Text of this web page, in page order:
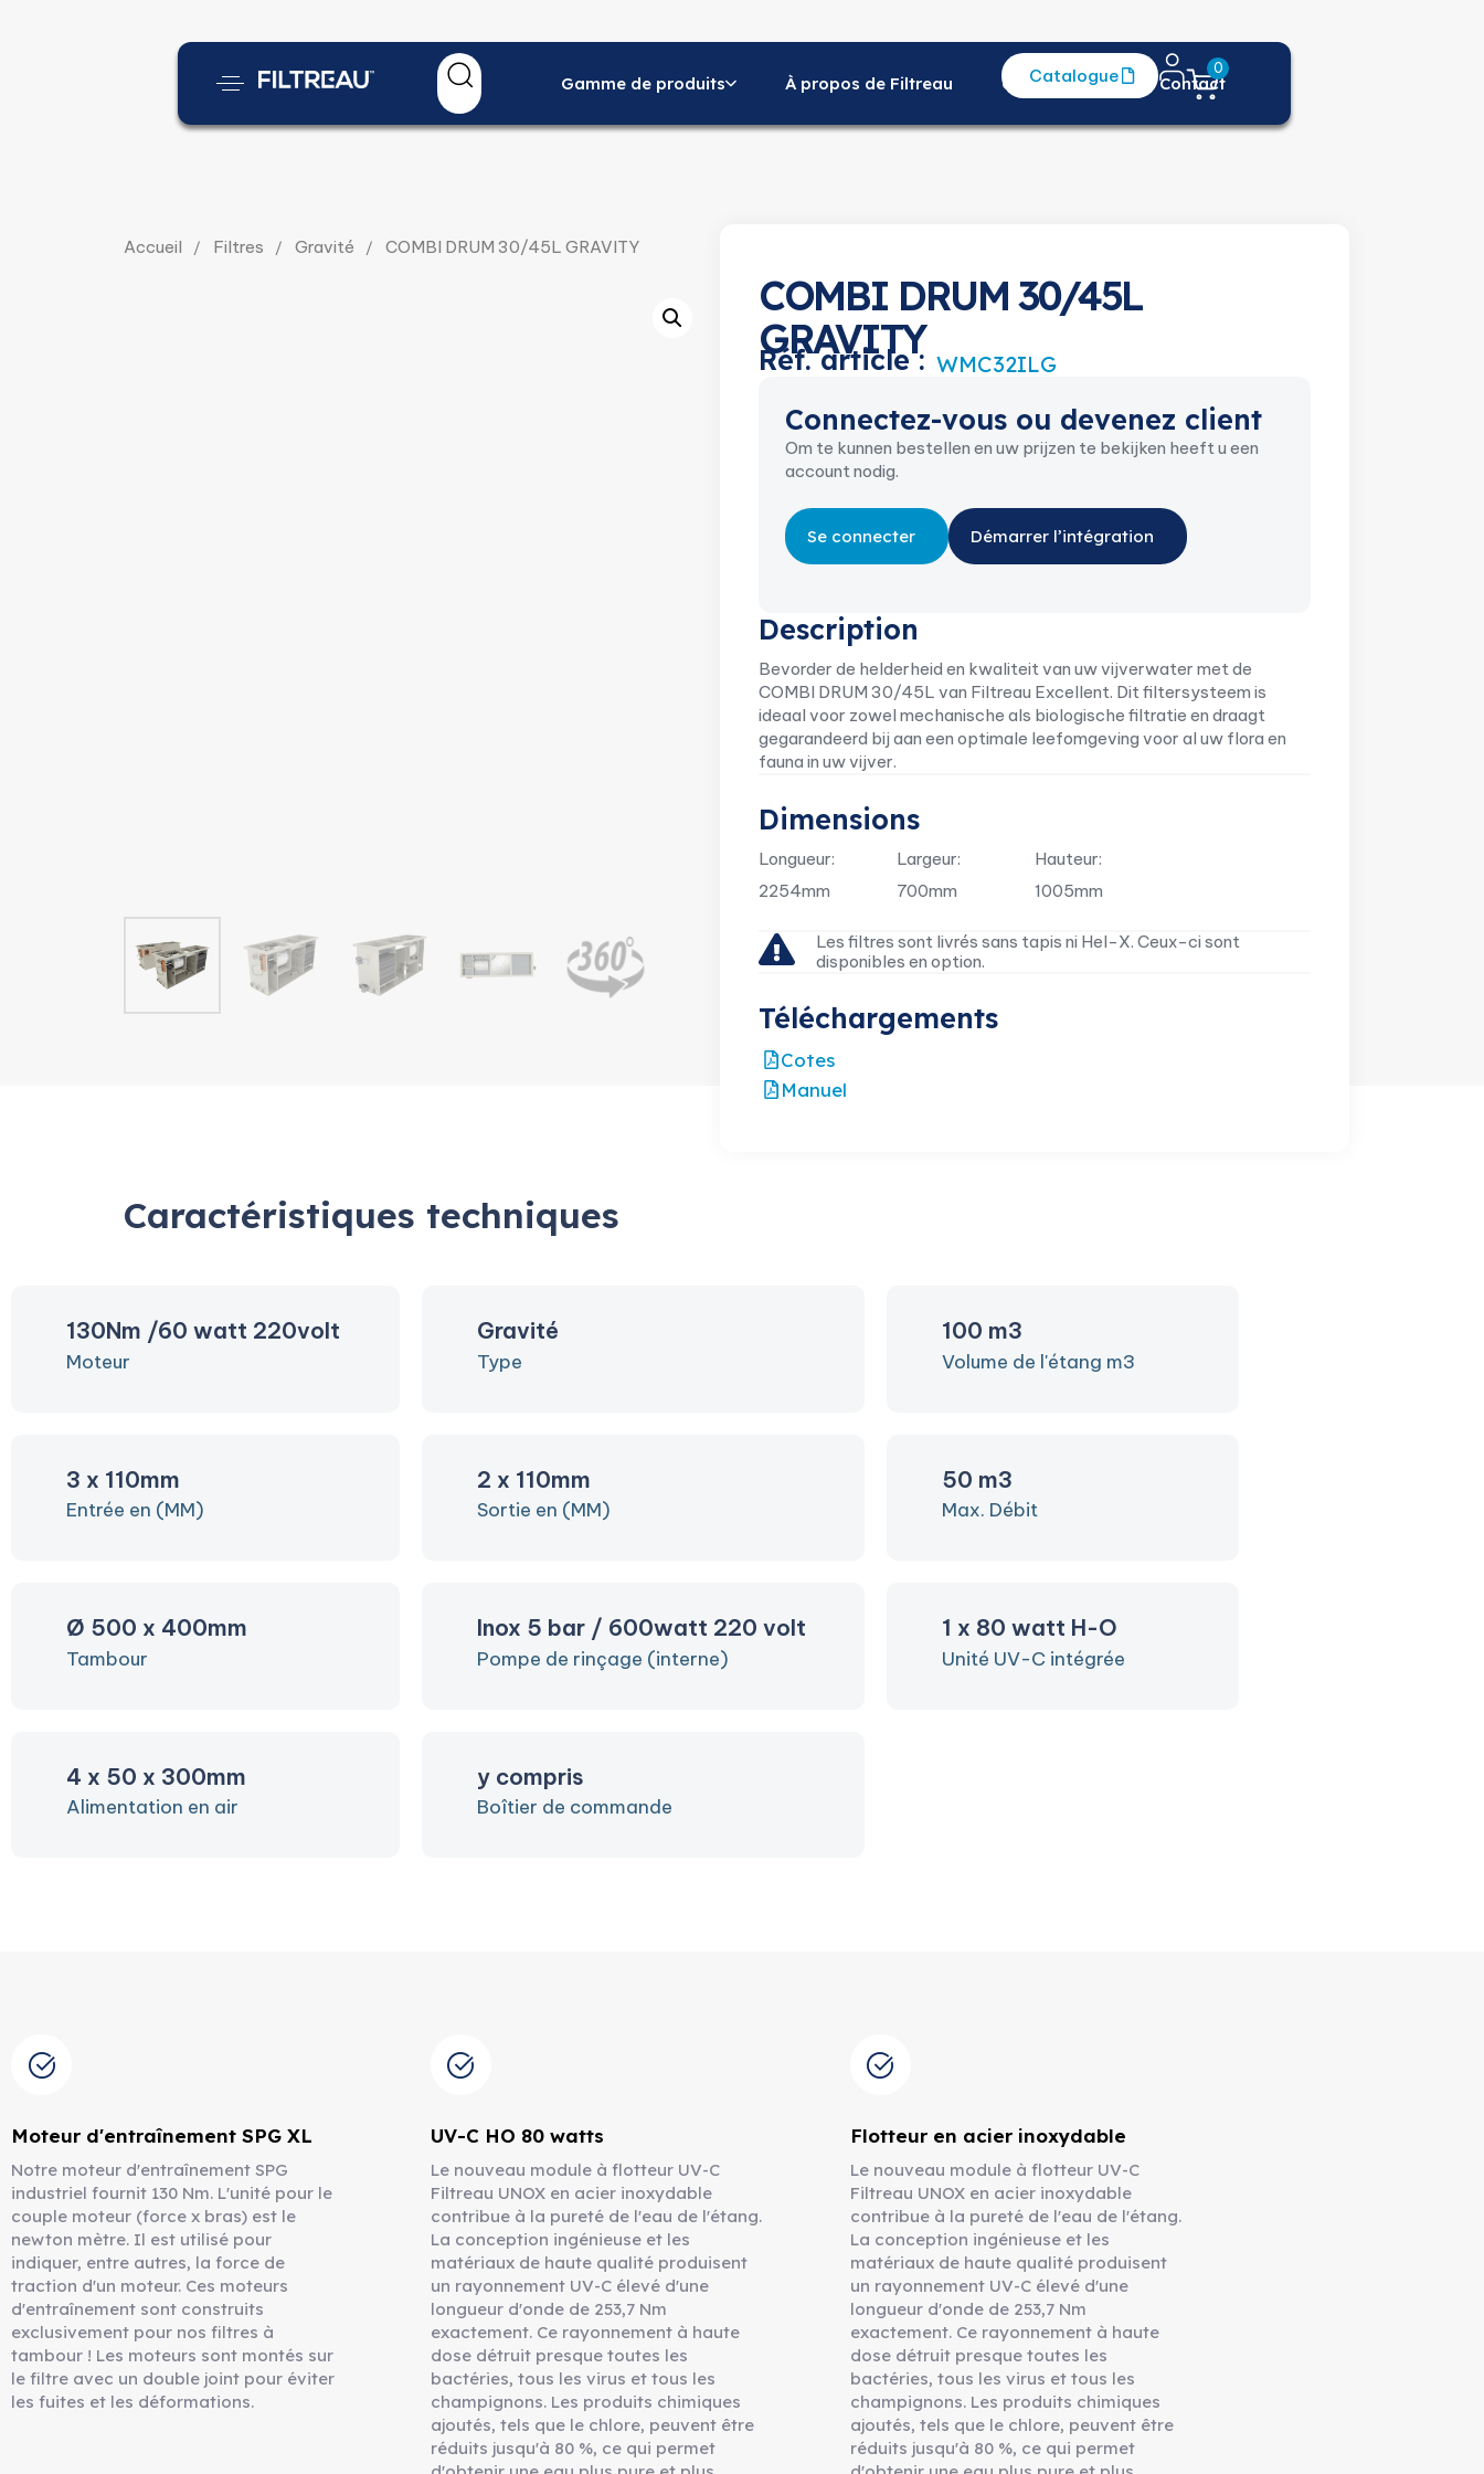
Gamme de produits À propos de Filtreau Centre d'aide Contact
Catalogue 0
Accueil Filtres Gravité COMBI DRUM 30/45L GRAVITY
COMBI DRUM 30/45L
GRAVITY
Réf. article : WMC32ILG
Connectez-vous ou devenez client
Om te kunnen bestellen en uw prijzen te bekijken heeft u een
account nodig.
Se connecter Démarrer l’intégration
Description
Bevorder de helderheid en kwaliteit van uw vijverwater met de
COMBI DRUM 30/45L van Filtreau Excellent. Dit filtersysteem is
ideaal voor zowel mechanische als biologische filtratie en draagt
gegarandeerd bij aan een optimale leefomgeving voor al uw flora en
fauna in uw vijver.
Dimensions
Longueur: Largeur:
Hauteur:
2254mm
700mm 1005mm
Les filtres sont livrés sans tapis ni Hel-X. Ceux-ci sont
disponibles en option.
Téléchargements
Cotes
Manuel
Caractéristiques techniques
130Nm /60 watt 220volt
Moteur
3 x 110mm
Entrée en (MM)
Ø 500 x 400mm
Tambour
4 x 50 x 300mm
Alimentation en air
Gravité
Type
2 x 110mm
Sortie en (MM)
Inox 5 bar / 600watt 220 volt
Pompe de rinçage (interne)
y compris
Boîtier de commande
100 m3
Volume de l'étang m3
50 m3
Max. Débit
1 x 80 watt H-O
Unité UV-C intégrée
Moteur d'entraînement SPG XL
Notre moteur d'entraînement SPG
industriel fournit 130 Nm. L'unité pour le
couple moteur (force x bras) est le
newton mètre. Il est utilisé pour
indiquer, entre autres, la force de
traction d'un moteur. Ces moteurs
d'entraînement sont construits
exclusivement pour nos filtres à
tambour ! Les moteurs sont montés sur
le filtre avec un double joint pour éviter
les fuites et les déformations.
UV-C HO 80 watts
Le nouveau module à flotteur UV-C
Filtreau UNOX en acier inoxydable
contribue à la pureté de l'eau de l'étang.
La conception ingénieuse et les
matériaux de haute qualité produisent
un rayonnement UV-C élevé d'une
longueur d'onde de 253,7 Nm
exactement. Ce rayonnement à haute
dose détruit presque toutes les
bactéries, tous les virus et tous les
champignons. Les produits chimiques
ajoutés, tels que le chlore, peuvent être
réduits jusqu'à 80 %, ce qui permet
Flotteur en acier inoxydable
Le nouveau module à flotteur UV-C
Filtreau UNOX en acier inoxydable
contribue à la pureté de l'eau de l'étang.
La conception ingénieuse et les
matériaux de haute qualité produisent
un rayonnement UV-C élevé d'une
longueur d'onde de 253,7 Nm
exactement. Ce rayonnement à haute
dose détruit presque toutes les
bactéries, tous les virus et tous les
champignons. Les produits chimiques
ajoutés, tels que le chlore, peuvent être
réduits jusqu'à 80 %, ce qui permet